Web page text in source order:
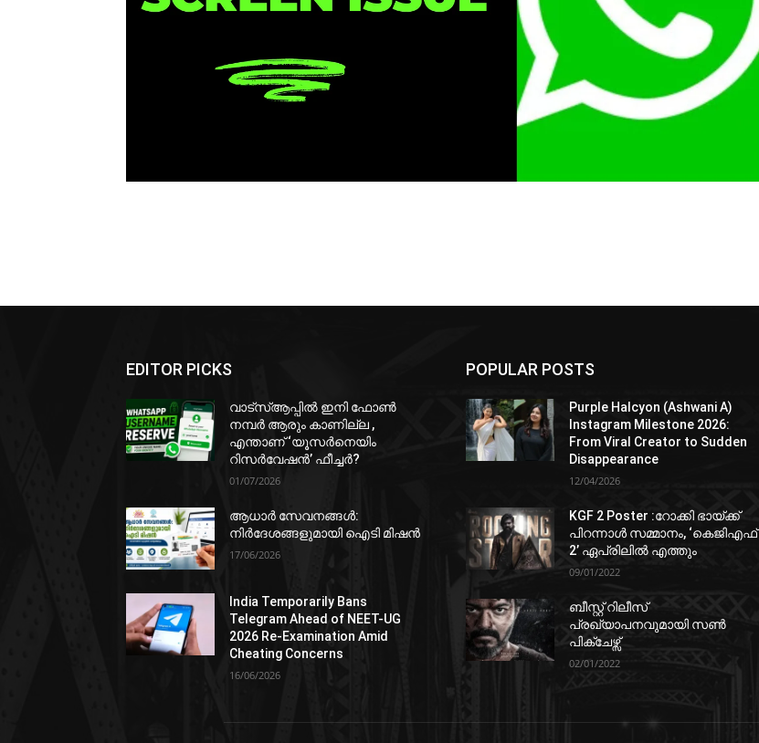
EDITOR PICKS
വാട്‌സ്ആപ്പിൽ ഇനി ഫോൺ
നമ്പർ ആരും കാണില്ല ,
എന്താണ് ‘യൂസർനെയിം
റിസർവേഷൻ’ ഫീച്ചർ?
01/07/2026
ആധാർ സേവനങ്ങൾ:
നിർദേശങ്ങളുമായി ഐടി മിഷൻ
17/06/2026
India Temporarily Bans
Telegram Ahead of NEET-UG
2026 Re-Examination Amid
Cheating Concerns
16/06/2026
POPULAR POSTS
Purple Halcyon (Ashwani A)
Instagram Milestone 2026:
From Viral Creator to Sudden
Disappearance
12/04/2026
KGF 2 Poster :റോക്കി ഭായ്ക്ക്
പിറന്നാൾ സമ്മാനം, ‘കെജിഎഫ്
2’ ഏപ്രിലിൽ എത്തും
09/01/2022
ബീസ്റ്റ് റിലീസ്
പ്രഖ്യാപനവുമായി സണ്‍
പിക്ചേഴ്സ്
02/01/2022